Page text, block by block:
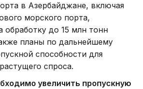
в Азербайджане, включая
морского порта,
обработку до 15 млн тонн
планы по дальнейшему
способности для
спроса.
увеличить пропускную